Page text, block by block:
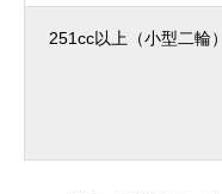
251cc以上（小型二輪）